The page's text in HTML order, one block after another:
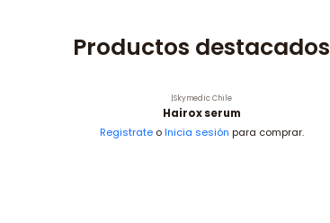
Productos destacados
|Skymedic Chile
Hairox serum
Registrateo Inicia sesión para comprar.